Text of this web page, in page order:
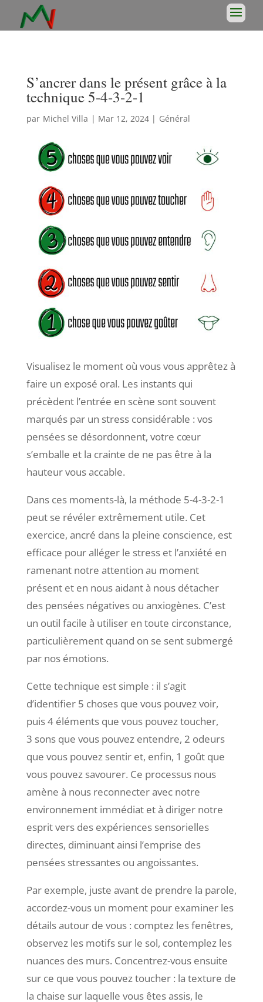
S’ancrer dans le présent grâce à la
technique 5-4-3-2-1
par Michel Villa | Mar 12, 2024| Général
Visualisez le moment où vous vous apprêtez à
faire un exposé oral. Les instants qui
précèdent l’entrée en scène sont souvent
marqués par un stress considérable : vos
pensées se désordonnent, votre cœur
s’emballe et la crainte de ne pas être à la
hauteur vous accable.
Dans ces moments-là, la méthode 5-4-3-2-1
peut se révéler extrêmement utile. Cet
exercice, ancré dans la pleine conscience, est
efficace pour alléger le stress et l’anxiété en
ramenant notre attention au moment
présent et en nous aidant à nous détacher
des pensées négatives ou anxiogènes. C’est
un outil facile à utiliser en toute circonstance,
particulièrement quand on se sent submergé
par nos émotions.
Cette technique est simple : il s’agit
d’identifier 5 choses que vous pouvez voir,
puis 4 éléments que vous pouvez toucher,
3 sons que vous pouvez entendre, 2 odeurs
que vous pouvez sentir et, enfin, 1 goût que
vous pouvez savourer. Ce processus nous
amène à nous reconnecter avec notre
environnement immédiat et à diriger notre
esprit vers des expériences sensorielles
directes, diminuant ainsi l’emprise des
pensées stressantes ou angoissantes.
Par exemple, juste avant de prendre la parole,
accordez-vous un moment pour examiner les
détails autour de vous : comptez les fenêtres,
observez les motifs sur le sol, contemplez les
nuances des murs. Concentrez-vous ensuite
sur ce que vous pouvez toucher : la texture de
la chaise sur laquelle vous êtes assis, le